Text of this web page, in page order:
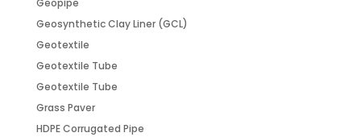
Geopipe
Geosynthetic Clay Liner (GCL)
Geotextile
Geotextile Tube
Geotextile Tube
Grass Paver
HDPE Corrugated Pipe